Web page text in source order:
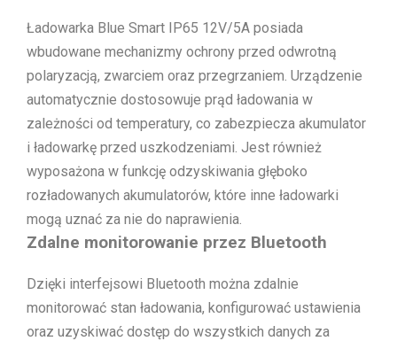
Ładowarka Blue Smart IP65 12V/5A posiada
wbudowane mechanizmy ochrony przed odwrotną
polaryzacją, zwarciem oraz przegrzaniem. Urządzenie
automatycznie dostosowuje prąd ładowania w
zależności od temperatury, co zabezpiecza akumulator
i ładowarkę przed uszkodzeniami. Jest również
wyposażona w funkcję odzyskiwania głęboko
rozładowanych akumulatorów, które inne ładowarki
mogą uznać za nie do naprawienia.
Zdalne monitorowanie przez Bluetooth
Dzięki interfejsowi Bluetooth można zdalnie
monitorować stan ładowania, konfigurować ustawienia
oraz uzyskiwać dostęp do wszystkich danych za